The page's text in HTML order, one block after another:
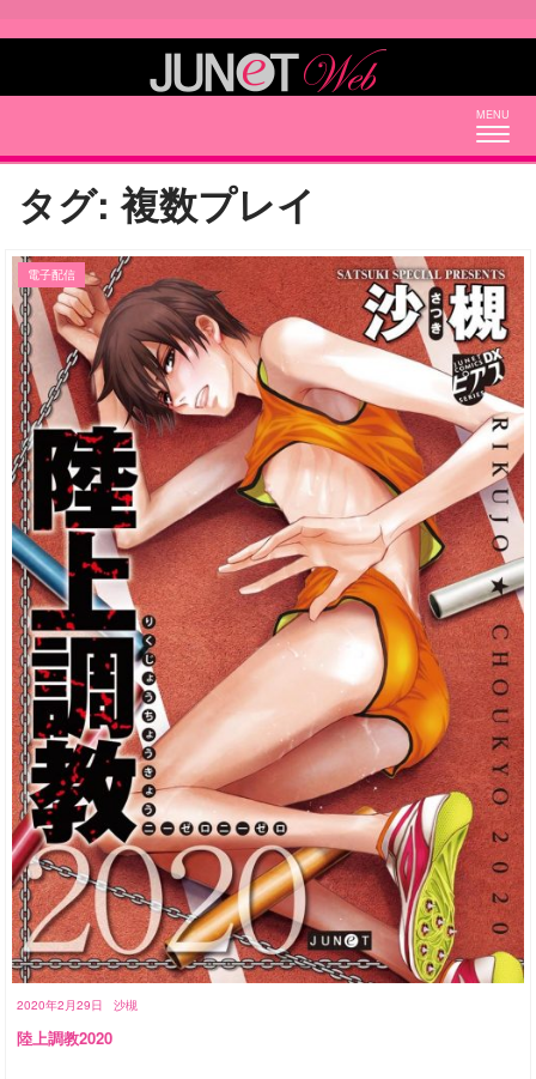
タグ:複数プレイ
2020年2月29日 沙槻
電子配信
陸上調教2020